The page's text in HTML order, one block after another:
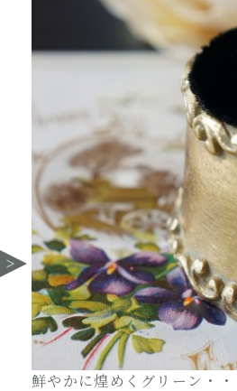
鮮やかに煌めくグリーン・